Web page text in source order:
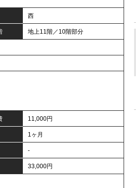
西
地上11階／10階部分
11,000円
1ヶ月
-
33,000円